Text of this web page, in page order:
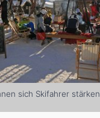
sich Skifahrer stärken.